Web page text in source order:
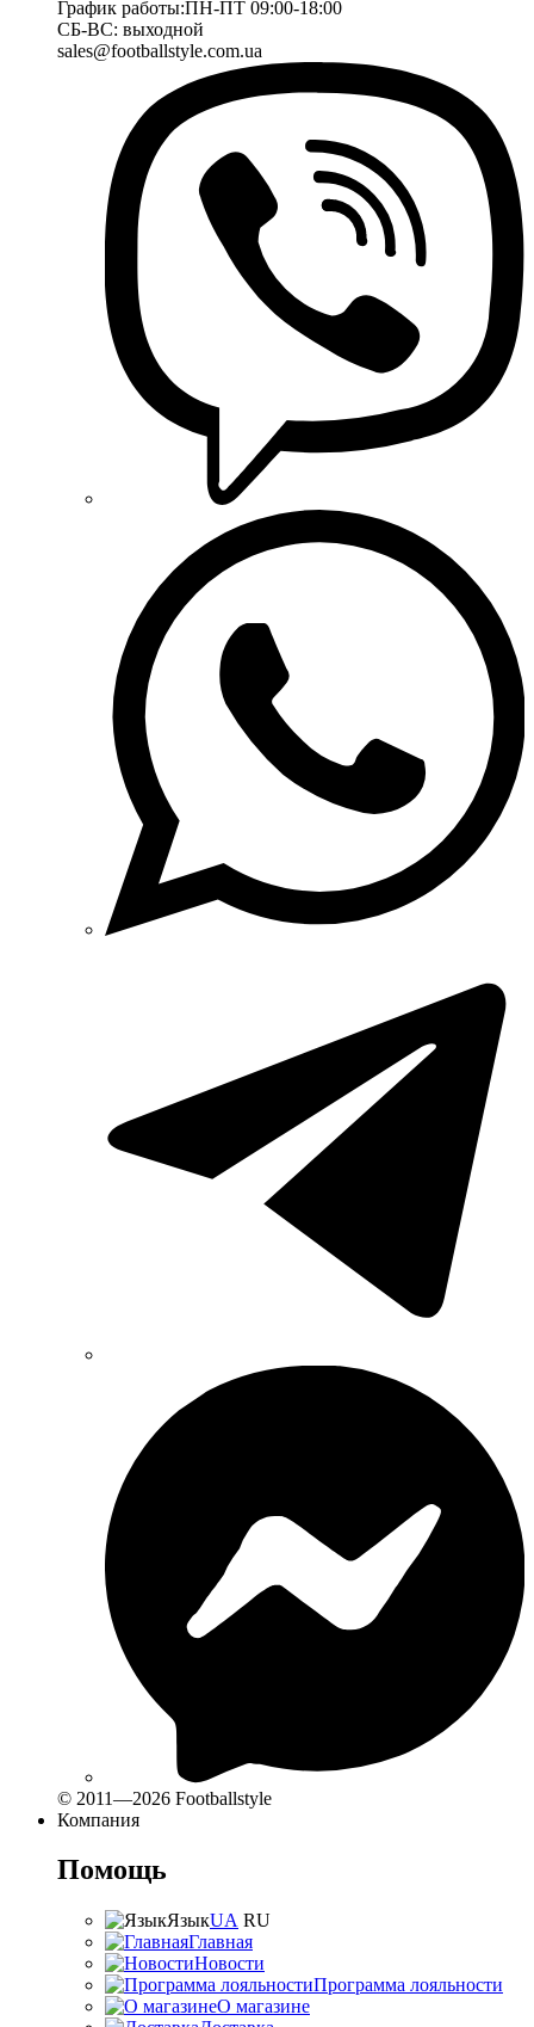
График работы:ПН-ПТ 09:00-18:00
СБ-ВС: выходной
sales@footballstyle.com.ua
© 2011—2026 Footballstyle
Компания
Помощь
ЯзыкUA RU
Главная
Новости
Программа лояльности
О магазине